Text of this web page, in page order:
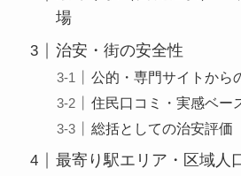
場
治安・街の安全性
公的・専門サイトから
住民口コミ・実感ベー
総括としての治安評価
最寄り駅エリア・区域人